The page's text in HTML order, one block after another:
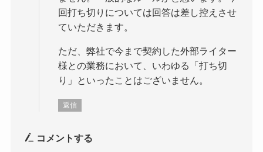
回打ち切りについては回答は差し控えさせ
ていただきます。
ただ、弊社で今まで契約した外部ライター
様との業務において、いわゆる「打ち切
り」といったことはございません。
返信
コメントする